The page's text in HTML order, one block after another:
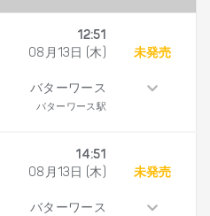
12:51
08月13日 (木)
バターワース
バターワース駅
未発売
14:51
08月13日 (木)
バターワース
未発売